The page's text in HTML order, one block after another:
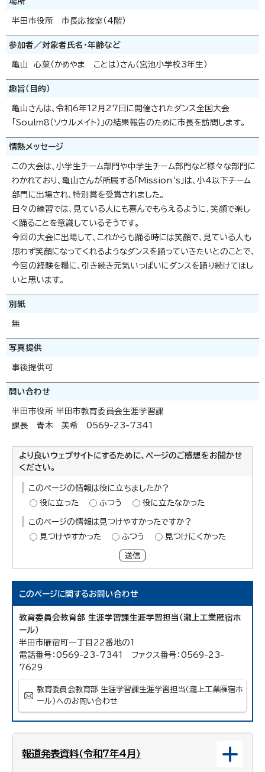
半田市役所 市長応接室（4階）
参加者／対象者氏名・年齢など
亀山 心葉（かめやま ことは）さん（宮池小学校3年生）
趣旨（目的）
亀山さんは、令和6年12月27日に開催されたダンス全国大会
「Soulm8（ソウルメイト）」の結果報告のために市長を訪問します。
情熱メッセージ
この大会は、小学生チーム部門や中学生チーム部門など様々な部門に
わかれており、亀山さんが所属する「Mission‘s」は、小4以下チーム
部門に出場され、特別賞を受賞されました。
日々の練習では、見ている人にも喜んでもらえるように、笑顔で楽し
く踊ることを意識しているそうです。
今回の大会に出場して、これからも踊る時には笑顔で、見ている人も
思わず笑顔になってくれるようなダンスを踊っていきたいとのことで、
今回の経験を糧に、引き続き元気いっぱいにダンスを踊り続けてほし
いと思います。
別紙
無
写真提供
事後提供可
問い合わせ
半田市役所 半田市教育委員会生涯学習課
課長 青木 美希 0569-23-7341
より良いウェブサイトにするために、ページのご感想をお聞かせ
ください。
このページの情報は役に立ちましたか？
役に立った
ふつう 役に立たなかった
このページの情報は見つけやすかったですか？
見つけやすかった
ふつう 見つけにくかった
送信
このページに関するお問い合わせ
教育委員会教育部 生涯学習課生涯学習担当（瀧上工業雁宿ホ
ール）
半田市雁宿町一丁目22番地の1
電話番号：0569-23-7341 ファクス番号：0569-23-
7629
教育委員会教育部 生涯学習課生涯学習担当（瀧上工業雁宿ホ
ール）へのお問い合わせ
報道発表資料（令和7年4月）